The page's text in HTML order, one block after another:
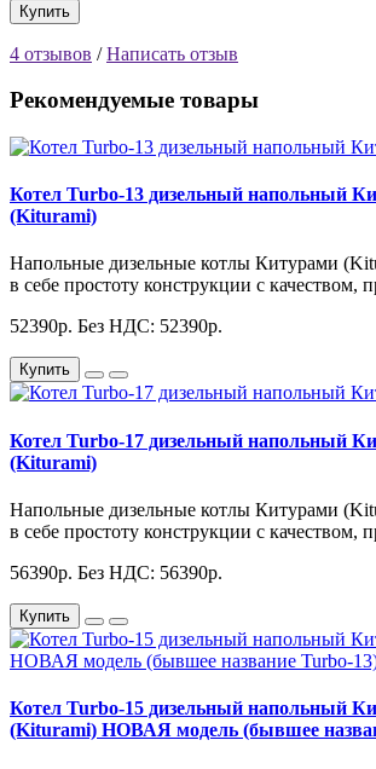
Купить
4 отзывов /Написать отзыв
Рекомендуемые товары
Котел Turbo-13 дизельный напольный
(Kiturami)
Напольные дизельные котлы Китурами
в себе простоту конструкции с качеством,
52390р. Без НДС: 52390р.
Купить
Котел Turbo-17 дизельный напольный
(Kiturami)
Напольные дизельные котлы Китурами
в себе простоту конструкции с качеством,
56390р. Без НДС: 56390р.
Купить
Котел Turbo-15 дизельный напольный
(Kiturami) НОВАЯ модель (бывшее